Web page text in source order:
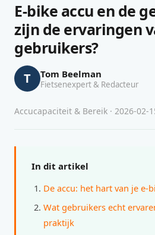
E-bike accu en de
zijn de ervaringen
gebruikers?
T Tom Beelman
Fietsenexpert & Redacteur
Accucapaciteit & Bereik · 2026-02-
In dit artikel
De accu: het hart van je e-
Wat gebruikers echt
praktijk